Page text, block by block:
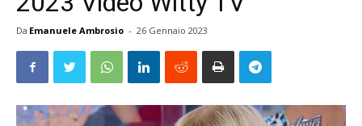
Da Emanuele Ambrosio - 26 Gennaio 2023